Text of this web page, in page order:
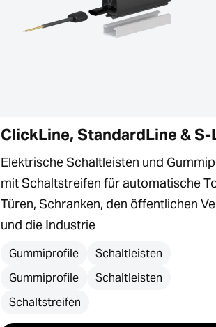
ClickLine, StandardLine & S-
Elektrische Schaltleisten und
mit Schaltstreifen für automatische
Türen, Schranken, den öffentlichen
und die Industrie
Gummiprofile
Schaltleisten
Gummiprofile
Schaltleisten
Schaltstreifen